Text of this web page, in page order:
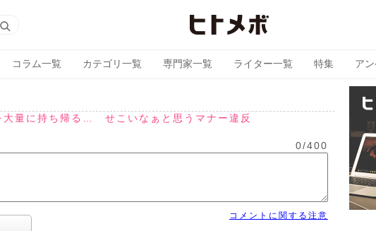
コラム一覧 カテゴリ一覧 専門家一覧 ライター一覧 特集 ア
大量に持ち帰る… せこいなぁと思うマナー違反
0/400
コメントに関する注意